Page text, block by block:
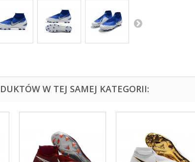
W TEJ SAMEJ KATEGORII: